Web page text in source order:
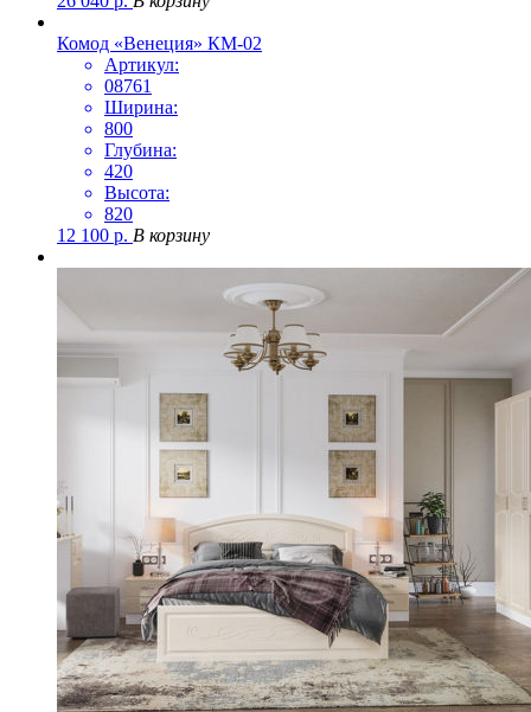
Комод «Венеция» КМ-02
Артикул:
08761
Ширина:
800
Глубина:
420
Высота:
820
12 100 р. В корзину